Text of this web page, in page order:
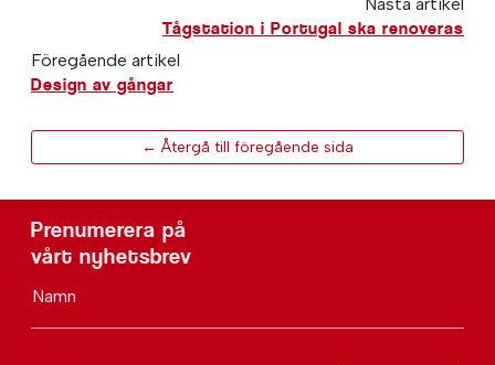
Tågstation i Portugal ska renoveras
Föregående artikel
Design av gångar
← Återgå till föregående sida
Prenumerera på
vårt nyhetsbrev
Namn